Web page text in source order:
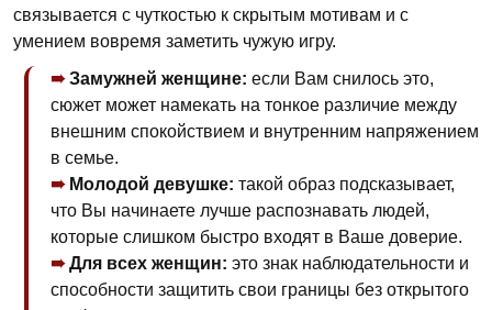
связывается с чуткостью к скрытым мотивам и с
умением вовремя заметить чужую игру.
Замужней женщине: если Вам снилось это,
сюжет может намекать на тонкое различие между
внешним спокойствием и внутренним напряжением
в семье.
Молодой девушке: такой образ подсказывает,
что Вы начинаете лучше распознавать людей,
которые слишком быстро входят в Ваше доверие.
Для всех женщин: это знак наблюдательности и
способности защитить свои границы без открытого